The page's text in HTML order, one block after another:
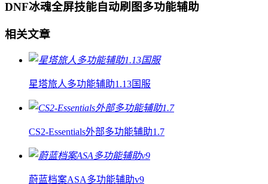
DNF冰魂全屏技能自动刷图多功能辅助
相关文章
星塔旅人多功能辅助1.13国服
CS2-Essentials外部多功能辅助1.7
蔚蓝档案ASA多功能辅助v9